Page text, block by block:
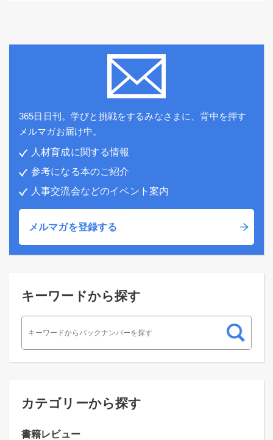
365日日刊。学びと挑戦をするみなさまに、背中を押す
メルマガお届け中。
人材育成に関する情報
参考になる本のご紹介
人事交流会などのイベント案内
メルマガを登録する
キーワードから探す
カテゴリーから探す
書籍レビュー